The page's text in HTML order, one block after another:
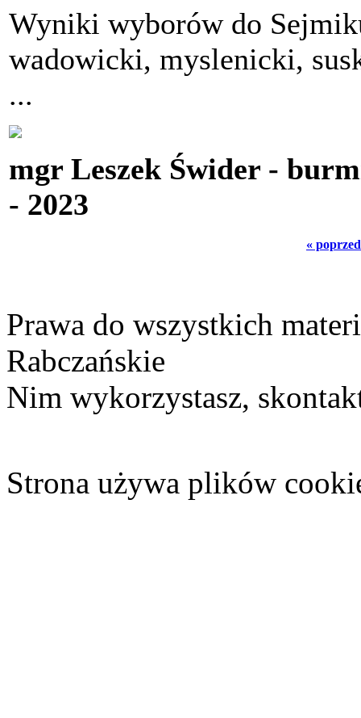
Wyniki wyborów do
wadowicki, myslenicki,
...
mgr Leszek Świder -
- 2023
«
Prawa do wszystkich
Rabczańskie
Nim wykorzystasz,
Strona używa plików